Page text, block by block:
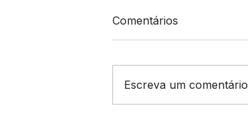
Comentários
Escreva um comentário